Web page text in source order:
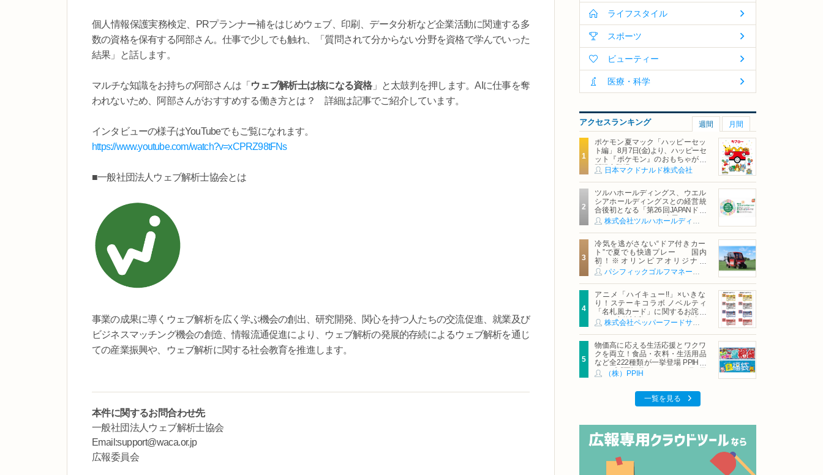
個人情報保護実務検定、PRプランナー補をはじめウェブ、印刷、データ分析など企業活動に関連する多
数の資格を保有する阿部さん。仕事で少しでも触れ、「質問されて分からない分野を資格で学んでいった
結果」と話します。
マルチな知識をお持ちの阿部さんは「 ウェブ解析士は核になる資格」と太鼓判を押します。AIに仕事を奪
われないため、阿部さんがおすすめする働き方とは？ 詳細は記事でご紹介しています。
インタビューの様子はYouTubeでもご覧になれます。
https://www.youtube.com/watch?v=xCPRZ98tFNs
■一般社団法人ウェブ解析士協会とは
事業の成果に導くウェブ解析を広く学ぶ機会の創出、研究開発、関心を持つ人たちの交流促進、就業及び
ビジネスマッチング機会の創造、情報流通促進により、ウェブ解析の発展的存続によるウェブ解析を通じ
ての産業振興や、ウェブ解析に関する社会教育を推進します。
本件に関するお問合わせ先
一般社団法人ウェブ解析士協会
Email:support@waca.or.jp
広報委員会
ライフスタイル
スポーツ
ビューティー
医療・科学
アクセスランキング 週間 月間
ポケモン夏マック「ハッピーセッ
ト編」 8月7日(金)より、ハッピーセ
ット『ポケモン』のおもちゃが期
間限定登場
日本マクドナルド株式会社
ツルハホールディングス、ウエル
シアホールディングスとの経営統
合後初となる「第26回JAPANドラ
ッグストアショー」に出展
冷気を逃がさない“ドア付きカー
ト”で夏でも快適プレー 国内
初！※オリンピアオリジナル
「AirCon Cart（エアコンカー
ト）」導入 | ＰＧＭ
アニメ「ハイキュー!!」×いきな
り！ステーキコラボ ノベルティ
「名札風カード」に関するお詫び
および交換対応についてのご案内
物価高に応える生活応援とワクワ
クを両立！食品・衣料・生活用品
など全222種類が一挙登場 PPIHグ
ループ「夏福袋」＆セール 8月6日
(木)より順次スタート
（株）PPIH
一覧を見る